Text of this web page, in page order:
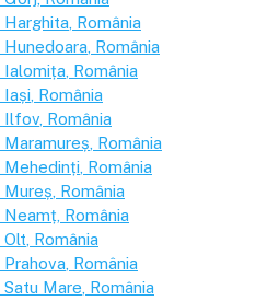
Harghita , România
Hunedoara , România
Ialomița , România
Iași , România
Ilfov , România
Maramureș , România
Mehedinți , România
Mureș , România
Neamț , România
Olt , România
Prahova , România
Satu Mare , România